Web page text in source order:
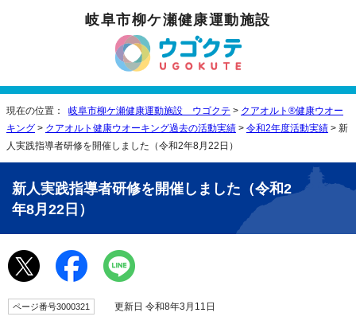
岐阜市柳ケ瀬健康運動施設
現在の位置： 岐阜市柳ケ瀬健康運動施設 ウゴクテ > クアオルト®健康ウオー
キング > クアオルト健康ウオーキング過去の活動実績 > 令和2年度活動実績 > 新
人実践指導者研修を開催しました（令和2年8月22日）
新人実践指導者研修を開催しました（令和2
年8月22日）
ページ番号3000321 更新日 令和8年3月11日